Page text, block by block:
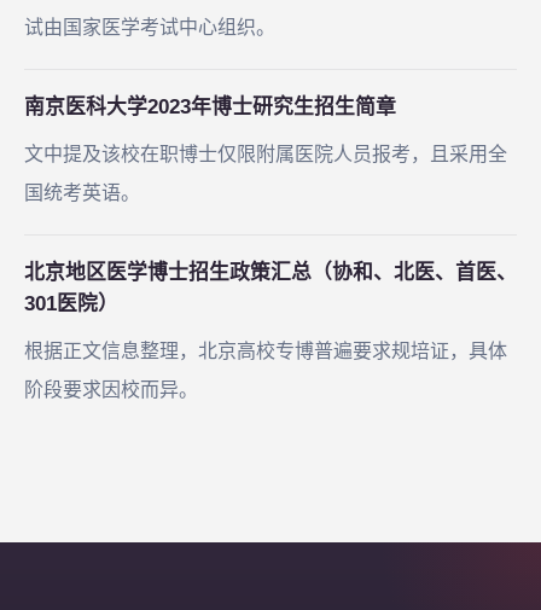
试由国家医学考试中心组织。
南京医科大学2023年博士研究生招生简章
文中提及该校在职博士仅限附属医院人员报考，且采用全
国统考英语。
北京地区医学博士招生政策汇总（协和、北医、首医、
301医院）
根据正文信息整理，北京高校专博普遍要求规培证，具体
阶段要求因校而异。